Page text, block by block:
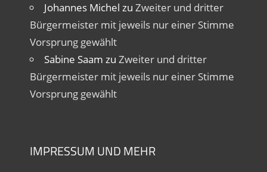
Johannes Michel zu Zweiter und dritter
Bürgermeister mit jeweils nur einer Stimme
Vorsprung gewählt
Sabine Saam zu Zweiter und dritter
Bürgermeister mit jeweils nur einer Stimme
Vorsprung gewählt
IMPRESSUM UND MEHR